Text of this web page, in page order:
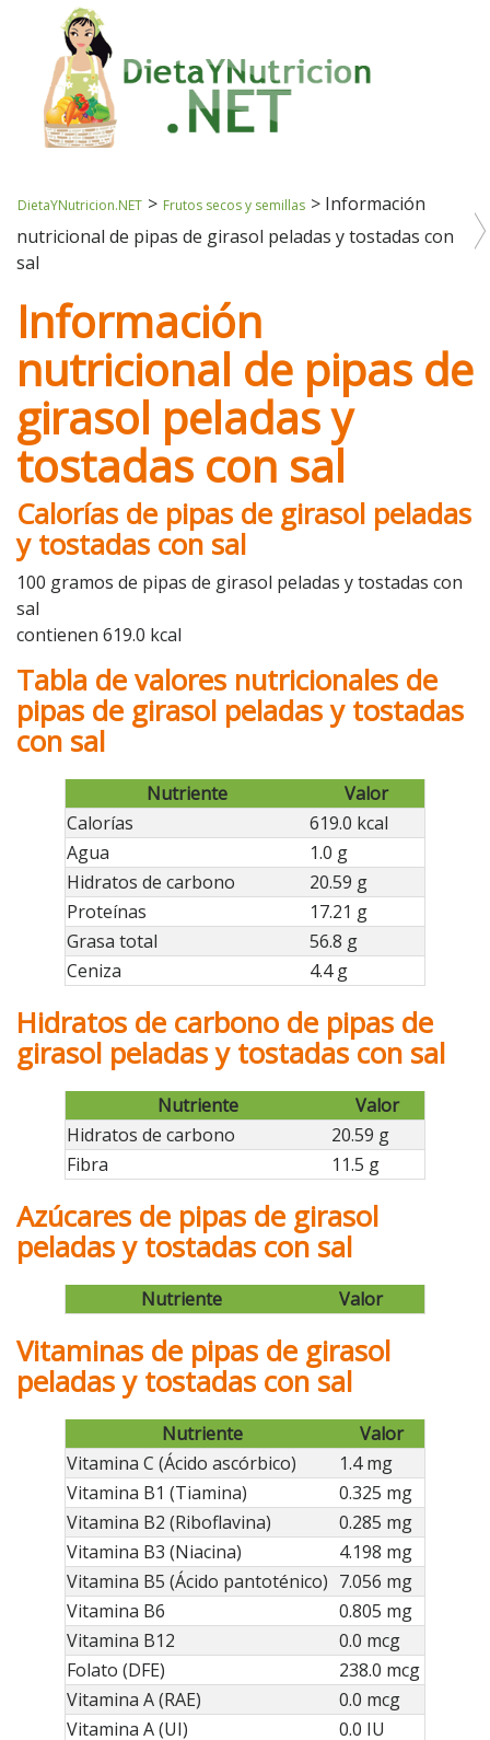
DietaYNutricion.NET > Frutos secos y semillas > Información
nutricional de pipas de girasol peladas y tostadas con
sal
Información
nutricional de pipas de
girasol peladas y
tostadas con sal
Calorías de pipas de girasol peladas
y tostadas con sal
100 gramos de pipas de girasol peladas y tostadas con
sal
contienen 619.0 kcal
Tabla de valores nutricionales de
pipas de girasol peladas y tostadas
con sal
Nutriente
Valor
Calorías
619.0 kcal
Agua
1.0 g
Hidratos de carbono
20.59 g
Proteínas
17.21 g
Grasa total
56.8 g
Ceniza
4.4 g
Hidratos de carbono de pipas de
girasol peladas y tostadas con sal
Nutriente
Valor
Hidratos de carbono
20.59 g
Fibra
11.5 g
Azúcares de pipas de girasol
peladas y tostadas con sal
Nutriente Valor
Vitaminas de pipas de girasol
peladas y tostadas con sal
Nutriente
Valor
Vitamina C (Ácido ascórbico)
1.4 mg
Vitamina B1 (Tiamina)
0.325 mg
Vitamina B2 (Riboflavina)
0.285 mg
Vitamina B3 (Niacina)
4.198 mg
Vitamina B5 (Ácido pantoténico) 7.056 mg
Vitamina B6
0.805 mg
Vitamina B12
0.0 mcg
Folato (DFE)
238.0 mcg
Vitamina A (RAE)
0.0 mcg
Vitamina A (UI)
0.0 IU